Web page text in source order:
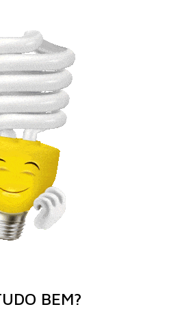
BEM?